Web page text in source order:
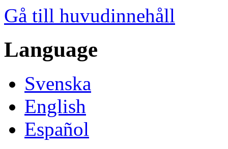
Gå till huvudinnehåll
Language
Svenska
English
Español